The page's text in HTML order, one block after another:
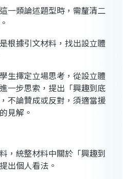
類論述題型時，需釐清二
據引文材料，找出設立體
擇定立場思考，從設立體
一步思索，提出「興趣到底
不論贊成或反對，須適當援
見解。
統整材料中關於「興趣到
出個人看法。